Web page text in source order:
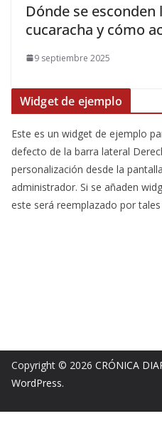
Dónde se esconden
cucaracha y cómo
9 septiembre 2025
Widget de ejemplo
Este es un widget de ejemplo
defecto de la barra lateral
personalización desde la
administrador. Si se añaden
este será reemplazado por
Copyright © 2026 CRÓNICA
WordPress.